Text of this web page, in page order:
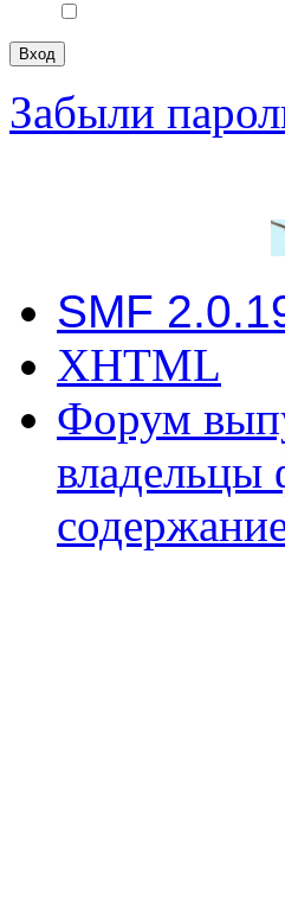
Забыли
SMF
XHTML
Форум
владельцы